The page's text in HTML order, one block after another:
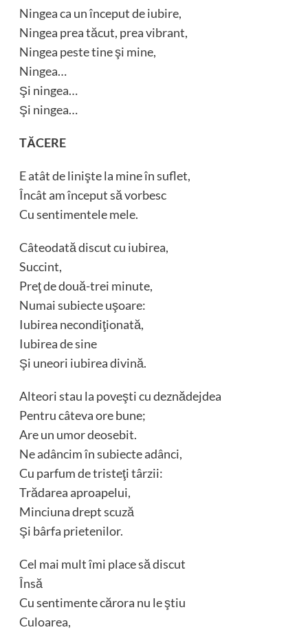
Ningea ca un început de iubire,
Ningea prea tăcut, prea vibrant,
Ningea peste tine şi mine,
Ningea…
Şi ningea…
Şi ningea…
TĂCERE
E atât de linişte la mine în suflet,
Încât am început să vorbesc
Cu sentimentele mele.
Câteodată discut cu iubirea,
Succint,
Preţ de două-trei minute,
Numai subiecte uşoare:
Iubirea necondiţionată,
Iubirea de sine
Şi uneori iubirea divină.
Alteori stau la poveşti cu deznădejdea
Pentru câteva ore bune;
Are un umor deosebit.
Ne adâncim în subiecte adânci,
Cu parfum de tristeţi târzii:
Trădarea aproapelui,
Minciuna drept scuză
Şi bârfa prietenilor.
Cel mai mult îmi place să discut
Însă
Cu sentimente cărora nu le ştiu
Culoarea,